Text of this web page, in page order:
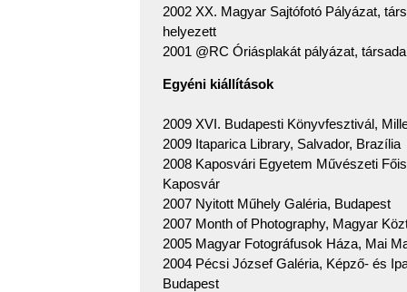
2002 XX. Magyar Sajtófotó Pályázat,
helyezett
2001 @RC Óriásplakát pályázat,
Egyéni kiállítások
2009 XVI. Budapesti Könyvfesztivál,
2009 Itaparica Library, Salvador, Brazília
2008 Kaposvári Egyetem Művészeti
Kaposvár
2007 Nyitott Műhely Galéria, Budapest
2007 Month of Photography, Magyar
2005 Magyar Fotográfusok Háza, Mai
2004 Pécsi József Galéria, Képző- és
Budapest